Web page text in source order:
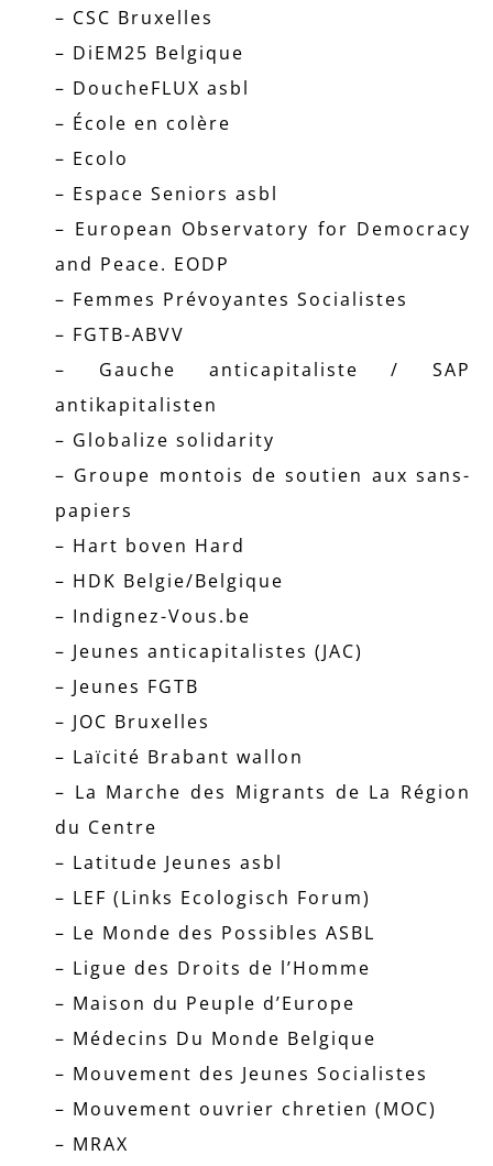
– CSC Bruxelles
– DiEM25 Belgique
– DoucheFLUX asbl
– École en colère
– Ecolo
– Espace Seniors asbl
– European Observatory for Democracy
and Peace. EODP
– Femmes Prévoyantes Socialistes
– FGTB-ABVV
– Gauche anticapitaliste / SAP
antikapitalisten
– Globalize solidarity
– Groupe montois de soutien aux sans-
papiers
– Hart boven Hard
– HDK Belgie/Belgique
– Indignez-Vous.be
– Jeunes anticapitalistes (JAC)
– Jeunes FGTB
– JOC Bruxelles
– Laïcité Brabant wallon
– La Marche des Migrants de La Région
du Centre
– Latitude Jeunes asbl
– LEF (Links Ecologisch Forum)
– Le Monde des Possibles ASBL
– Ligue des Droits de l’Homme
– Maison du Peuple d’Europe
– Médecins Du Monde Belgique
– Mouvement des Jeunes Socialistes
– Mouvement ouvrier chretien (MOC)
– MRAX